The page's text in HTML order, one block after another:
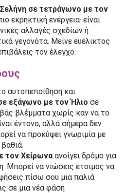
Σελήνη σε τετράγωνο με τον
εκρηκτική ενέργεια· είναι
αλλαγές σχεδίων ή
γεγονότα. Μείνε ευέλικτος
τον έλεγχο.
αυτοπεποίθηση και
εξάγωνο με τον Ήλιο σε
βλέμματα χωρίς καν να το
έντονο, αλλά σήμερα δεν
να προκύψει γνωριμία με
τον Χείρωναανοίγει δρόμο για
Μπορεί να νιώσεις έτοιμος να
πίσω σου μια παλιά
σε μια νέα φάση